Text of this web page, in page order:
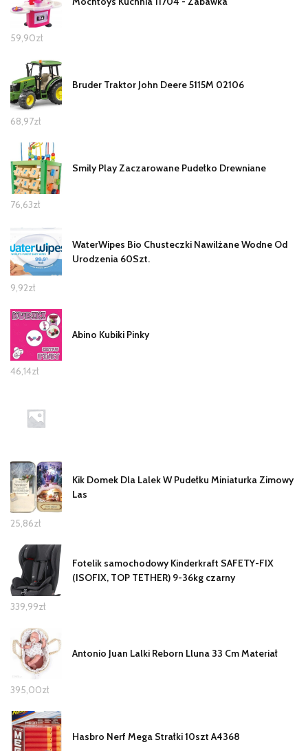
59,90zł
Bruder Traktor John Deere 5115M 02106
68,97zł
Smily Play Zaczarowane Pudełko Drewniane
76,63zł
WaterWipes Bio Chusteczki Nawilżane Wodne Od
Urodzenia 60Szt.
9,92zł
Abino Kubiki Pinky
46,14zł
Kik Domek Dla Lalek W Pudełku Miniaturka Zimowy
Las
25,86zł
Fotelik samochodowy Kinderkraft SAFETY-FIX
(ISOFIX, TOP TETHER) 9-36kg czarny
339,99zł
Antonio Juan Lalki Reborn Lluna 33 Cm Materiał
395,00zł
Hasbro Nerf Mega Strałki 10szt A4368